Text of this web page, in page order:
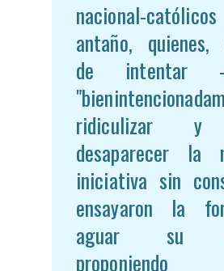
nacional-
antaño, quienes,
de intentar -
ridiculizar y
desaparecer la
iniciativa sin
ensayaron la
aguar su
proponiendo